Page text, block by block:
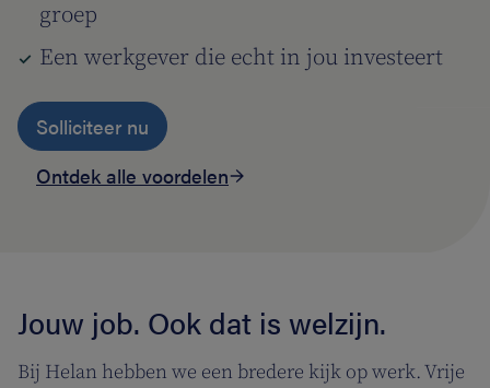
groep
Een werkgever die echt in jou investeert
Solliciteer nu
Ontdek alle voordelen
Jouw job. Ook dat is welzijn.
Bij Helan hebben we een bredere kijk op werk. Vrije